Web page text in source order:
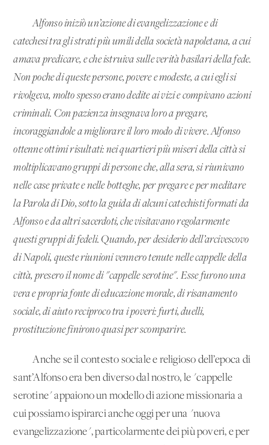
Alfonso iniziò un’azione di evangelizzazione e di
catechesi tra gli strati più umili della società napoletana, a cui
amava predicare, e che istruiva sulle verità basilari della fede.
Non poche di queste persone, povere e modeste, a cui egli si
rivolgeva, molto spesso erano dedite ai vizi e compivano azioni
criminali. Con pazienza insegnava loro a pregare,
incoraggiandole a migliorare il loro modo di vivere. Alfonso
ottenne ottimi risultati: nei quartieri più miseri della città si
moltiplicavano gruppi di persone che, alla sera, si riunivano
nelle case private e nelle botteghe, per pregare e per meditare
la Parola di Dio, sotto la guida di alcuni catechisti formati da
Alfonso e da altri sacerdoti, che visitavano regolarmente
questi gruppi di fedeli. Quando, per desiderio dell’arcivescovo
di Napoli, queste riunioni vennero tenute nelle cappelle della
città, presero il nome di "cappelle serotine". Esse furono una
vera e propria fonte di educazione morale, di risanamento
sociale, di aiuto reciproco tra i poveri: furti, duelli,
prostituzione finirono quasi per scomparire.
Anche se il contesto sociale e religioso dell’epoca di
sant’Alfonso era ben diverso dal nostro, le "cappelle
serotine" appaiono un modello di azione missionaria a
cui possiamo ispirarci anche oggi per una "nuova
evangelizzazione", particolarmente dei più poveri, e per